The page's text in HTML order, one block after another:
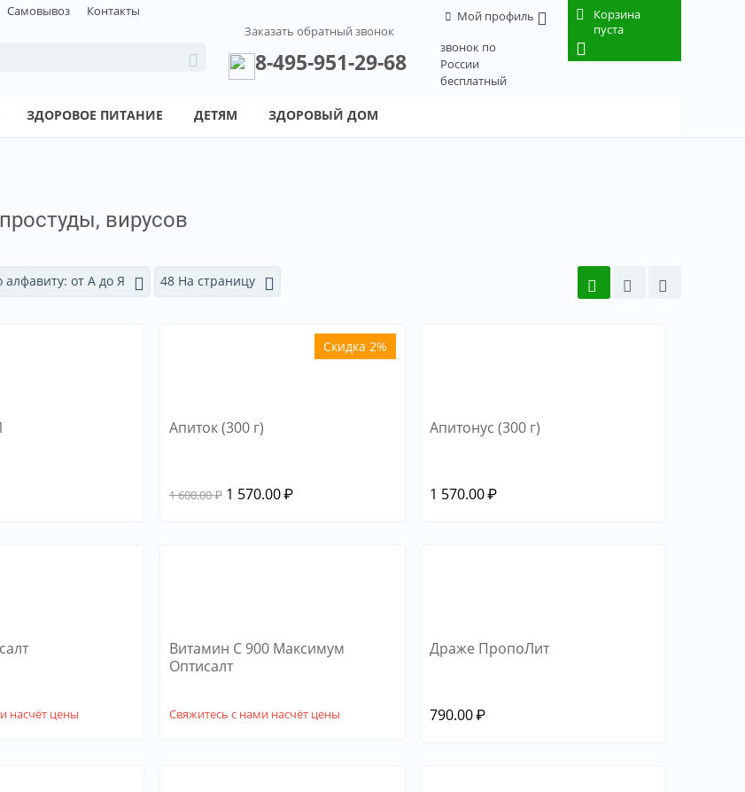
Самовывоз
Контакты
Заказать обратный звонок
8-495-951-29-68
Мой профиль
звонок по
России
бесплатный
Корзина
пуста
ЗДОРОВОЕ ПИТАНИЕ ДЕТЯМ ЗДОРОВЫЙ ДОМ
вирусов
алфавиту: от А до Я 48 На страницу
Скидка 2%
Апиток (300 г)
1 600.00₽ 1 570.00₽
Апитонус (300 г)
1 570.00₽
насчёт цены
Витамин С 900 Максимум
Оптисалт
Свяжитесь с нами насчёт цены
Драже ПропоЛит
790.00₽